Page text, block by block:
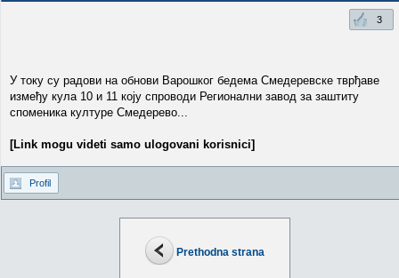
Prethodna strana
3
У току су радови на обнови Варошког бедема Смедеревске тврђаве
између кула 10 и 11 коју спроводи Регионални завод за заштиту
споменика културе Смедерево...
[Link mogu videti samo ulogovani korisnici]
Profil